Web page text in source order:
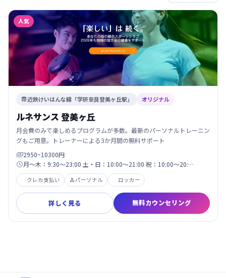
人気
近鉄けいはんな線「学研奈良登美ヶ丘駅」 オリジナル
ルネサンス 登美ヶ丘
月会費のみで楽しめるプログラムが多数。最新のパーソナルトレーニン
グもご用意。トレーナーによる3か月間の無料サポート
2950~10300円
月～木：9:30～23:00 土・日：10:00～21:00 祝：10:00～20:…
クレカ支払い パーソナル ロッカー
詳しく見る 無料カウンセリング